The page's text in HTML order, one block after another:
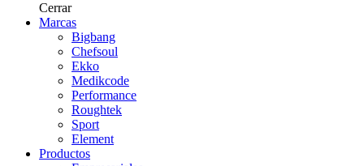
Cerrar
Marcas
Bigbang
Chefsoul
Ekko
Medikcode
Performance
Roughtek
Sport
Element
Productos